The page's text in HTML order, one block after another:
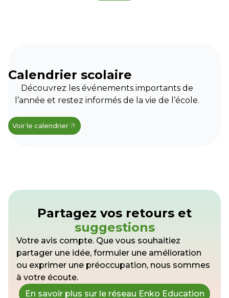
Calendrier scolaire
Découvrez les événements importants de
l’année et restez informés de la vie de l’école.
Voir le calendrier
Partagez vos retours et
suggestions
Votre avis compte. Que vous souhaitiez
partager une idée, formuler une amélioration
ou exprimer une préoccupation, nous sommes
à votre écoute.
En savoir plus sur le réseau Enko Education